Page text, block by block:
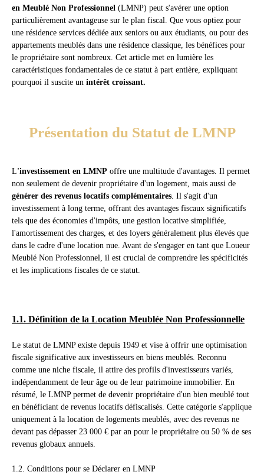
en Meublé Non Professionnel (LMNP) peut s'avérer une option
particulièrement avantageuse sur le plan fiscal. Que vous optiez pour
une résidence services dédiée aux seniors ou aux étudiants, ou pour des
appartements meublés dans une résidence classique, les bénéfices pour
le propriétaire sont nombreux. Cet article met en lumière les
caractéristiques fondamentales de ce statut à part entière, expliquant
pourquoi il suscite un intérêt croissant.
Présentation du Statut de LMNP
L'investissement en LMNP offre une multitude d'avantages. Il permet
non seulement de devenir propriétaire d'un logement, mais aussi de
générer des revenus locatifs complémentaires . Il s'agit d'un
investissement à long terme, offrant des avantages fiscaux significatifs
tels que des économies d'impôts, une gestion locative simplifiée,
l'amortissement des charges, et des loyers généralement plus élevés que
dans le cadre d'une location nue. Avant de s'engager en tant que Loueur
Meublé Non Professionnel, il est crucial de comprendre les spécificités
et les implications fiscales de ce statut.
1.1. Définition de la Location Meublée Non Professionnelle
Le statut de LMNP existe depuis 1949 et vise à offrir une optimisation
fiscale significative aux investisseurs en biens meublés. Reconnu
comme une niche fiscale, il attire des profils d'investisseurs variés,
indépendamment de leur âge ou de leur patrimoine immobilier. En
résumé, le LMNP permet de devenir propriétaire d'un bien meublé tout
en bénéficiant de revenus locatifs défiscalisés. Cette catégorie s'applique
uniquement à la location de logements meublés, avec des revenus ne
devant pas dépasser 23 000 € par an pour le propriétaire ou 50 % de ses
revenus globaux annuels.
1.2. Conditions pour se Déclarer en LMNP